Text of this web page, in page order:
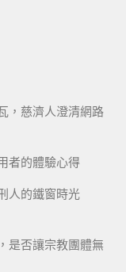
，慈濟人澄清網路
者的體驗心得
人的鐵窗時光
是否讓宗教團體無